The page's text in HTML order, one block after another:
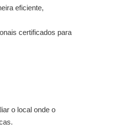
eficiente,
certificados para
o local onde o